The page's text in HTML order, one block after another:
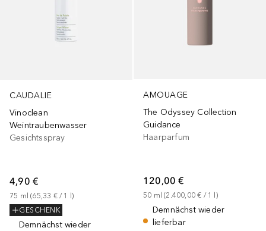
CAUDALIE
Vinoclean
Weintraubenwasser
Gesichtsspray
4,90 €
75 ml (65,33 € / 1 l)
GESCHENK
Demnächst wieder
AMOUAGE
The Odyssey Collection
Guidance
Haarparfum
120,00 €
50 ml (2.400,00 € / 1 )
Demnächst wieder
lieferbar